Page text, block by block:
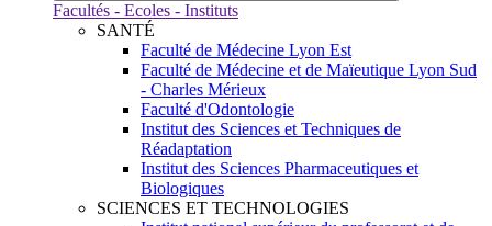
Facultés - Ecoles - Instituts
SANTÉ
Faculté de Médecine Lyon Est
Faculté de Médecine et de Maïeutique Lyon Sud
- Charles Mérieux
Faculté d'Odontologie
Institut des Sciences et Techniques de
Réadaptation
Institut des Sciences Pharmaceutiques et
Biologiques
SCIENCES ET TECHNOLOGIES